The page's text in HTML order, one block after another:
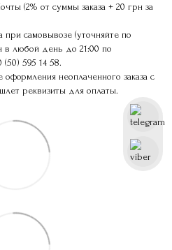
(2% от суммы заказа + 20 грн за
самовывозе (уточняйте по
в любой день до 21:00 по
(50) 595 14 58.
неоплаченного заказа с
реквизиты для оплаты.